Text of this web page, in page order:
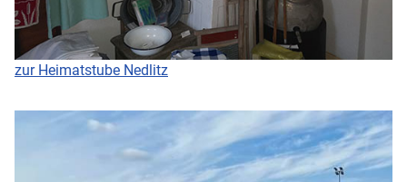
zur Heimatstube Nedlitz